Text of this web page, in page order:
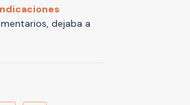
dejaba a